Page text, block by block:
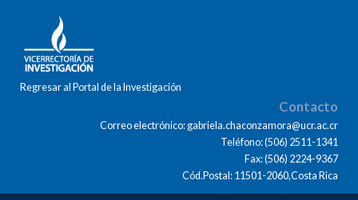
Regresar al Portal de la Investigación
Contacto
Correo electrónico: gabriela.chaconzamora@ucr.ac.cr
Teléfono: (506) 2511-1341
Fax: (506) 2224-9367
Cód.Postal: 11501-2060,Costa Rica